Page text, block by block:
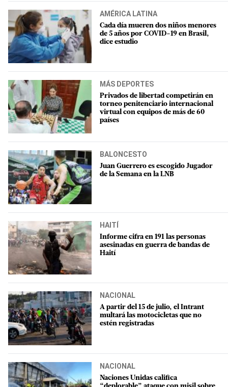
AMÉRICA LATINA
Cada día mueren dos niños menores
de 5 años por COVID-19 en Brasil,
dice estudio
MÁS DEPORTES
Privados de libertad competirán en
torneo penitenciario internacional
virtual con equipos de más de 60
países
BALONCESTO
Juan Guerrero es escogido Jugador
de la Semana en la LNB
HAITÍ
Informe cifra en 191 las personas
asesinadas en guerra de bandas de
Haití
NACIONAL
A partir del 15 de julio, el Intrant
multará las motocicletas que no
estén registradas
NACIONAL
Naciones Unidas califica